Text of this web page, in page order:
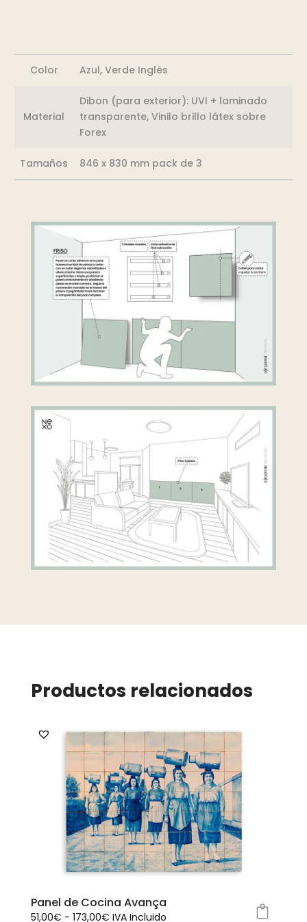
Color Azul, Verde Inglés
Material
Dibon (para exterior): UVI + laminado
transparente, Vinilo brillo látex sobre
Forex
Tamaños 846 x 830 mm pack de 3
Productos relacionados
Panel de Cocina Avança
51,00€ - 173,00€Rango
IVA Incluido